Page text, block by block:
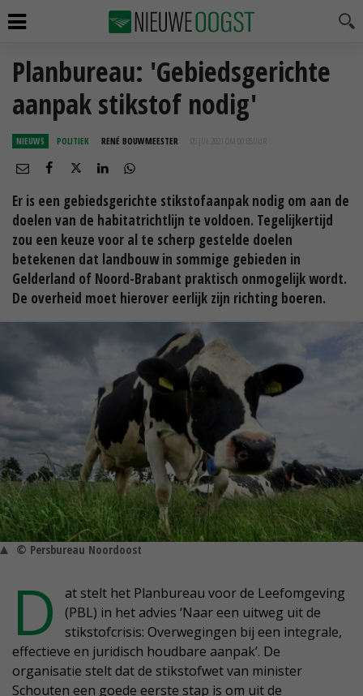
Planbureau: 'Gebiedsgerichte
aanpak stikstof nodig'
NIEUWS POLITIEK RENÉ BOUWMEESTER 05 JUL 2021 OM 00:05
Er is een gebiedsgerichte stikstofaanpak nodig om aan de
doelen van de habitatrichtlijn te voldoen. Tegelijkertijd
zou een keuze voor al te scherp gestelde doelen
betekenen dat landbouw in sommige gebieden in
Gelderland of Noord-Brabant praktisch onmogelijk wordt.
De overheid moet hierover eerlijk zijn richting boeren.
© Persbureau Noordoost
D
at stelt het Planbureau voor de Leefomgeving
(PBL) in het advies ‘Naar een uitweg uit de
stikstofcrisis: Overwegingen bij een integrale,
effectieve en juridisch houdbare aanpak’. De
organisatie stelt dat de stikstofwet van minister
Schouten een goede eerste stap is om uit de